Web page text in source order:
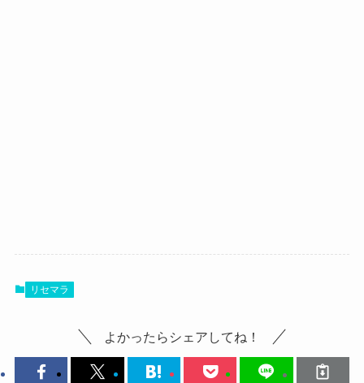
リセマラ
よかったらシェアしてね！